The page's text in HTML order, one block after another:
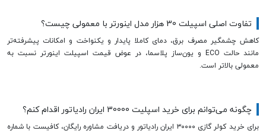
تفاوت اصلی اسپیلت 30 هزار مدل اینورتر با معمولی چیست؟
کاهش چشمگیر مصرف برق، دمای کاملا پایدار و یکنواخت و امکانات پیشرفته‌تر
مانند حالت ECO و یون‌ساز پلاسما، در عوض قیمت اسپیلت اینورتر نسبت به
معمولی بالاتر است.
چگونه می‌توانم برای خرید اسپلیت 30000 ایران رادیاتور اقدام کنم؟
برای خرید کولر گازی ۳۰۰۰۰ ایران رادیاتور و دریافت مشاوره رایگان، کافیست با شماره